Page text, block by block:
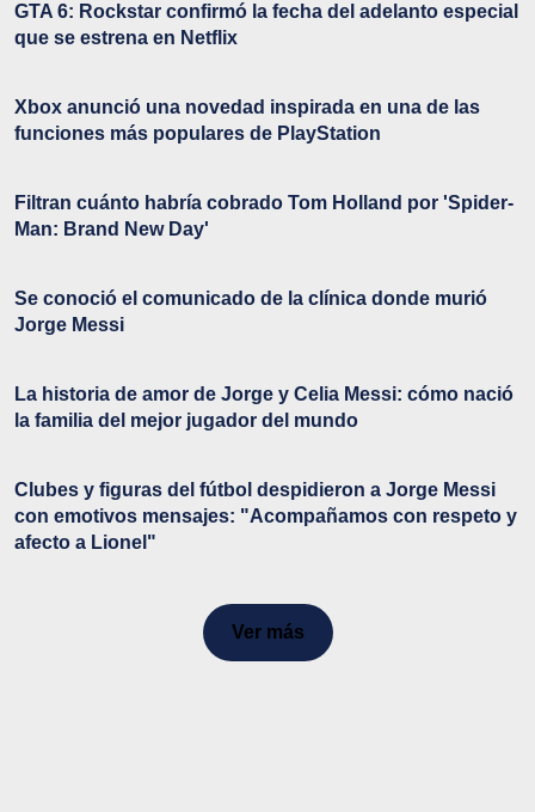
GTA 6: Rockstar confirmó la fecha del adelanto especial
que se estrena en Netflix
Xbox anunció una novedad inspirada en una de las
funciones más populares de PlayStation
Filtran cuánto habría cobrado Tom Holland por 'Spider-
Man: Brand New Day'
Se conoció el comunicado de la clínica donde murió
Jorge Messi
La historia de amor de Jorge y Celia Messi: cómo nació
la familia del mejor jugador del mundo
Clubes y figuras del fútbol despidieron a Jorge Messi
con emotivos mensajes: "Acompañamos con respeto y
afecto a Lionel"
Ver más